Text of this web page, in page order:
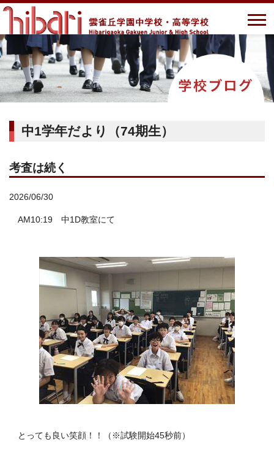
中1学年だより（74期生）
考査は続く
2026/06/30
AM10:19 中1D教室にて
とっても良い笑顔！！（※試験開始45秒前）